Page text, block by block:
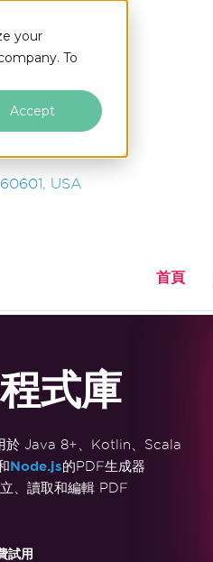
your
To
Accept
USA
首頁
式庫
於 Java 8+、Kotlin、Scala
Node.js的PDF生成器
、讀取和編輯 PDF
試用